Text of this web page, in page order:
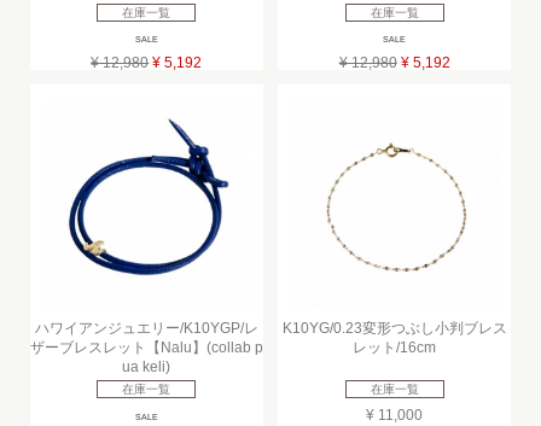
在庫一覧
SALE
¥ 12,980 ¥ 5,192
在庫一覧
SALE
¥ 12,980 ¥ 5,192
ハワイアンジュエリー/K10YGP/レ
ザーブレスレット【Nalu】(collab p
ua keli)
在庫一覧
SALE
K10YG/0.23変形つぶし小判ブレス
レット/16cm
在庫一覧
¥ 11,000